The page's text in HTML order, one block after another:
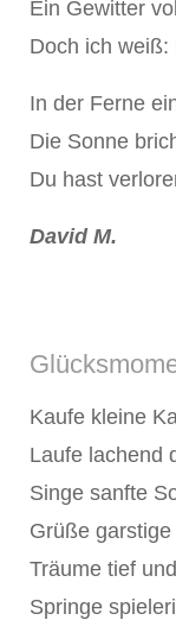
Ein Gewitter
Doch ich weiß:
In der Ferne
Die Sonne
Du hast
David M.
Kaufe kleine
Laufe lachend
Singe sanfte
Grüße
Träume tief
Springe